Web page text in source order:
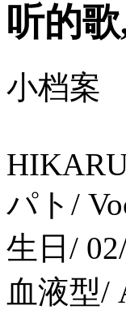
听的
小档案
パト/
生日/
血液型/